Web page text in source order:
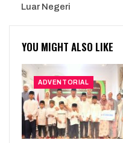
Luar Negeri
YOU MIGHT ALSO LIKE
ADVENTORIAL